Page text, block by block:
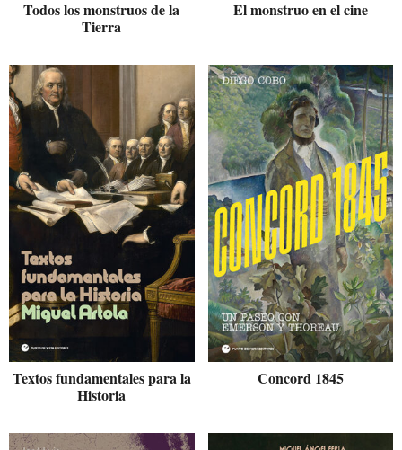
Todos los monstruos de la
Tierra
El monstruo en el cine
Textos fundamentales para la
Historia
Concord 1845